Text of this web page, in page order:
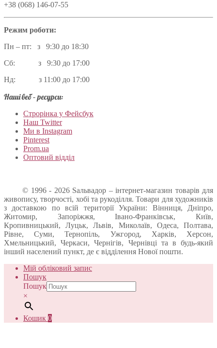
+38 (068) 146-07-55
Режим роботи:
Пн – пт: з 9:30 до 18:30
Сб: з 9:30 до 17:00
Нд: з 11:00 до 17:00
Наші веб – ресурси:
Строрінка у Фейсбук
Наш Twitter
Ми в Instagram
Pinterest
Prom.ua
Оптовий відділ
© 1996 - 2026 Sальвадор – інтернет-магазин товарів для
живопису, творчості, хобі та рукоділля. Товари для художників
з доставкою по всій території України: Вінниця, Дніпро,
Житомир, Запоріжжя, Івано-Франківськ, Київ,
Кропивницький, Луцьк, Львів, Миколаїв, Одеса, Полтава,
Рівне, Суми, Тернопіль, Ужгород, Харків, Херсон,
Хмельницький, Черкаси, Чернігів, Чернівці та в будь-який
інший населений пункт, де є відділення Нової пошти.
Мій обліковий запис
Пошук
Пошук
×
Кошик 0